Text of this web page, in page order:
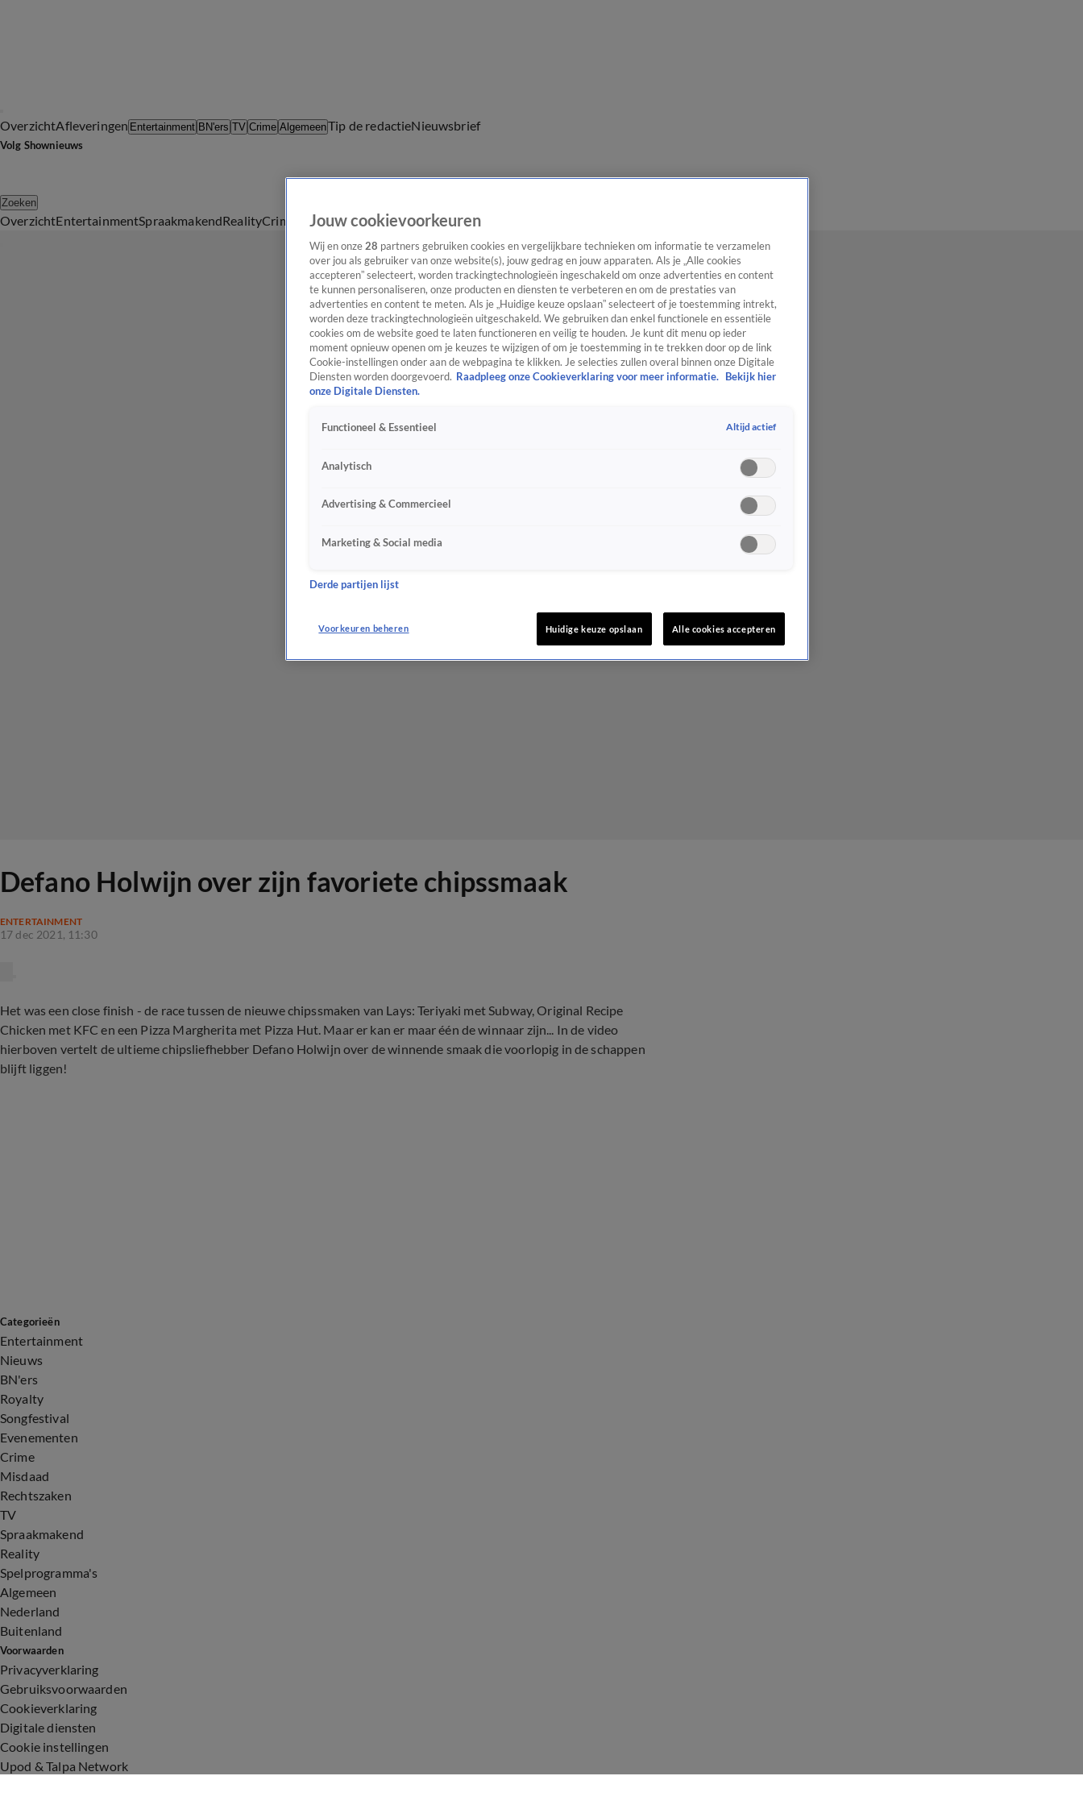
OverzichtAfleveringen Entertainment BN'ers TV Crime AlgemeenTip de redactieNieuwsbrief
Volg Shownieuws
Zoeken
OverzichtEntertainmentSpraakmakendRealityCrime Video'sAfleveringen
Defano Holwijn over zijn favoriete chipssmaak
ENTERTAINMENT
17 dec 2021, 11:30
Het was een close finish - de race tussen de nieuwe chipssmaken van Lays: Teriyaki met Subway, Original Recipe
Chicken met KFC en een Pizza Margherita met Pizza Hut. Maar er kan er maar één de winnaar zijn... In de video
hierboven vertelt de ultieme chipsliefhebber Defano Holwijn over de winnende smaak die voorlopig in de schappen
blijft liggen!
Categorieën
Entertainment
Nieuws
BN'ers
Royalty
Songfestival
Evenementen
Crime
Misdaad
Rechtszaken
TV
Spraakmakend
Reality
Spelprogramma's
Algemeen
Nederland
Buitenland
Voorwaarden
Privacyverklaring
Gebruiksvoorwaarden
Cookieverklaring
Digitale diensten
Cookie instellingen
Upod & Talpa Network
Jouw cookievoorkeuren
Wij en onze 28 partners gebruiken cookies en vergelijkbare technieken om informatie te verzamelen
over jou als gebruiker van onze website(s), jouw gedrag en jouw apparaten. Als je „Alle cookies
accepteren” selecteert, worden trackingtechnologieën ingeschakeld om onze advertenties en content
te kunnen personaliseren, onze producten en diensten te verbeteren en om de prestaties van
advertenties en content te meten. Als je „Huidige keuze opslaan” selecteert of je toestemming intrekt,
worden deze trackingtechnologieën uitgeschakeld. We gebruiken dan enkel functionele en essentiële
cookies om de website goed te laten functioneren en veilig te houden. Je kunt dit menu op ieder
moment opnieuw openen om je keuzes te wijzigen of om je toestemming in te trekken door op de link
Cookie-instellingen onder aan de webpagina te klikken. Je selecties zullen overal binnen onze Digitale
Diensten worden doorgevoerd. Raadpleeg onze Cookieverklaring voor meer informatie.
Bekijk hier
onze Digitale Diensten.
Functioneel & Essentieel Altijd actief
Analytisch
Advertising & Commercieel
Marketing & Social media
Derde partijen lijst
Voorkeuren beheren Huidige keuze opslaan Alle cookies accepteren